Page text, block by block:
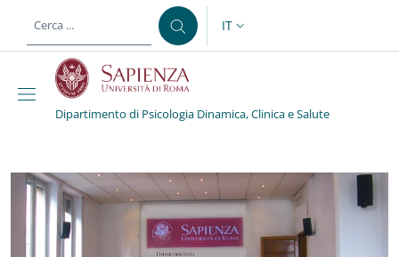
al contenuto principale
SELETTORE LINGUA:
IT
Dipartimento di Psicologia Dinamica, Clinica e Salute
Benvenuti nel